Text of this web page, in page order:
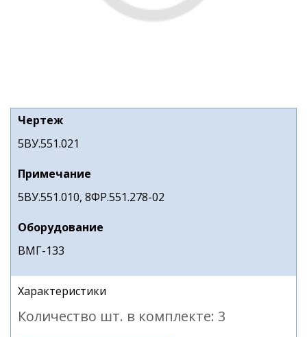
Чертеж
5ВУ.551.021
Примечание
5ВУ.551.010, 8ФР.551.278-02
Оборудование
ВМГ-133
Характеристики
Количество шт. в комплекте: 3